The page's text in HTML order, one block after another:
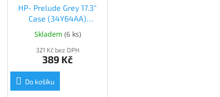
HP- Prelude Grey 17.3"
Case (34Y64AA)
(34Y64AA)
Skladem (6 ks)
321 Kč bez DPH
389 Kč
Do košíku